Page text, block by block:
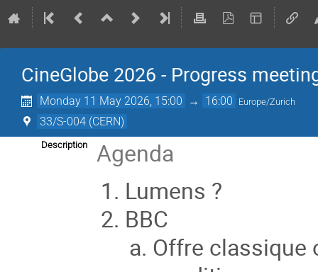
CineGlobe 2026 - Progress
Monday 11 May 2026, 15:00 → 16:00 Europe/Zurich
33/S-004 (CERN)
Description
Agenda
Lumens ?
BBC
Offre classique